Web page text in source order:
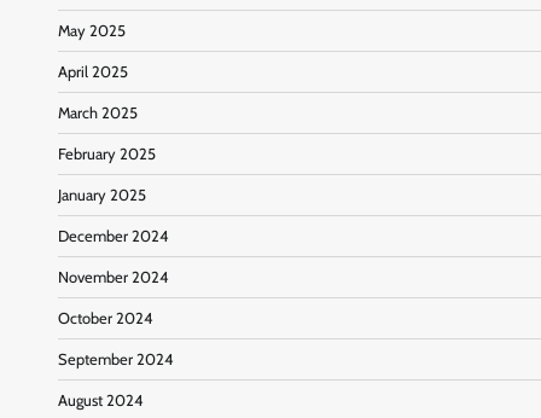
May 2025
April 2025
March 2025
February 2025
January 2025
December 2024
November 2024
October 2024
September 2024
August 2024